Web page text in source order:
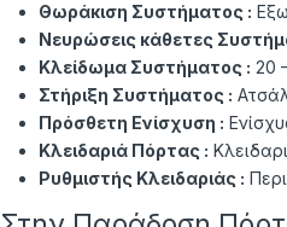
Θωράκιση Συστήματος :
Νευρώσεις κάθετες
Κλείδωμα Συστήματος : 20
Στήριξη Συστήματος :
Πρόσθετη Ενίσχυση :
Κλειδαριά Πόρτας :
Ρυθμιστής Κλειδαριάς :